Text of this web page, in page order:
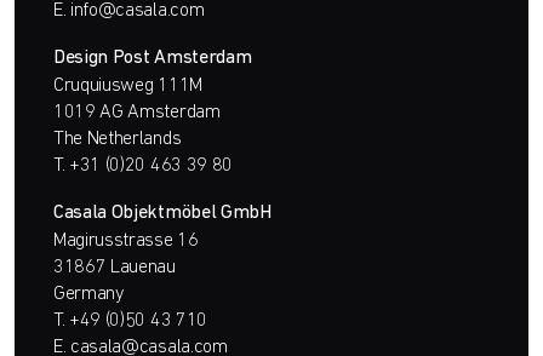
E. info@casala.com
Design Post Amsterdam
Cruquiusweg 111M
1019 AG Amsterdam
The Netherlands
T. +31 (0)20 463 39 80
Casala Objektmöbel GmbH
Magirusstrasse 16
31867 Lauenau
Germany
T. +49 (0)50 43 710
E. casala@casala.com